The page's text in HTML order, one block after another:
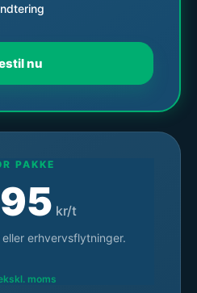
nu
PAKKE
kr/t
erhvervsflytninger.
moms